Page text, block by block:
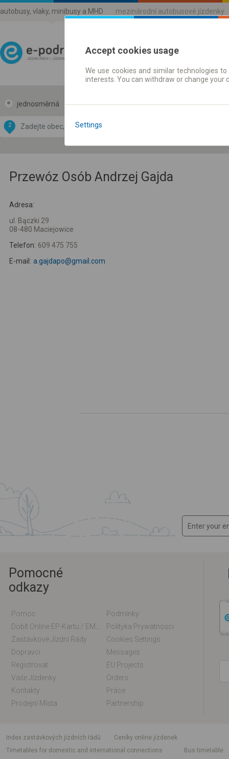
autobusy, vlaky, minibusy a MHD mezinárodní autobusové jízdenky
Jízdni řády a jízdenky
jednosměrná zpáteční
Z
by
OpenStreetMap
Przewóz Osób Andrzej Gajda
Adresa:
ul. Bączki 29
08-480 Maciejowice
Telefon: 609 475 755
E-mail: a.gajdapo@gmail.com
Pomocné
odkazy
Pomoc
Podmínky
Polityka Prywatności
Zastávkové Jízdní Řády
Cookies Settings
Dopravci
Messages
Registrovat
EU Projects
Vaše Jízdenky
Orders
Kontakty
Práce
Prodejní Místa
Partnership
index zastávkových jízdních řádů
Ceníky online jízdenek
Timetables for domestic and international connections
Bus timetable
Accept cookies usage
We use cookies and similar technologies
interests. You can withdraw or change
Settings